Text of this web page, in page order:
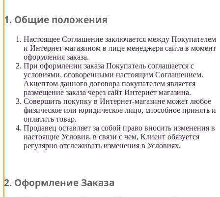
1. Общие положения
Настоящее Соглашение заключается между Покупателем
и Интернет-магазином в лице менеджера сайта в момент
оформления заказа.
При оформлении заказа Покупатель соглашается с
условиями, оговоренными настоящим Соглашением.
Акцептом данного договора покупателем является
размещение заказа через сайт Интернет магазина.
Совершить покупку в Интернет-магазине может любое
физическое или юридическое лицо, способное принять и
оплатить товар.
Продавец оставляет за собой право вносить изменения в
настоящие Условия, в связи с чем, Клиент обязуется
регулярно отслеживать изменения в Условиях.
2. Оформление Заказа